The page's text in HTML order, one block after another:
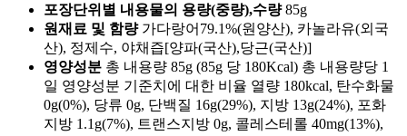
포장단위별 내용물의 용량(중량),수량 85g
원재료 및 함량 가다랑어79.1%(원양산), 카놀라유(외국
산), 정제수, 야채즙[양파(국산),당근(국산)]
영양성분 총 내용량 85g (85g 당 180Kcal) 총 내용량당 1
일 영양성분 기준치에 대한 비율 열량 180kcal, 탄수화물
0g(0%), 당류 0g, 단백질 16g(29%), 지방 13g(24%), 포화
지방 1.1g(7%), 트랜스지방 0g, 콜레스테롤 40mg(13%),